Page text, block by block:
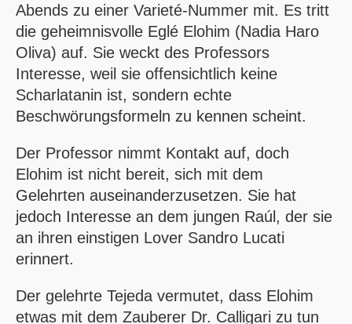
Abends zu einer Varieté-Nummer mit. Es tritt
die geheimnisvolle Eglé Elohim (Nadia Haro
Oliva) auf. Sie weckt des Professors
Interesse, weil sie offensichtlich keine
Scharlatanin ist, sondern echte
Beschwörungsformeln zu kennen scheint.
Der Professor nimmt Kontakt auf, doch
Elohim ist nicht bereit, sich mit dem
Gelehrten auseinanderzusetzen. Sie hat
jedoch Interesse an dem jungen Raúl, der sie
an ihren einstigen Lover Sandro Lucati
erinnert.
Der gelehrte Tejeda vermutet, dass Elohim
etwas mit dem Zauberer Dr. Calligari zu tun